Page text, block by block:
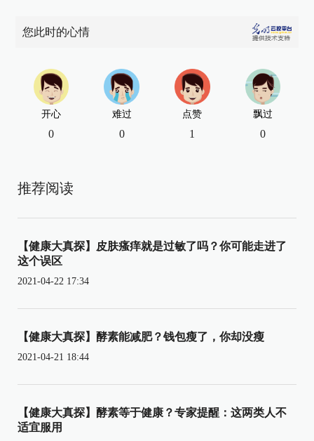
您此时的心情
开心
0
难过
0
点赞
1
飘过
0
推荐阅读
【健康大真探】皮肤瘙痒就是过敏了吗？你可能走进了
这个误区
2021-04-22 17:34
【健康大真探】酵素能减肥？钱包瘦了，你却没瘦
2021-04-21 18:44
【健康大真探】酵素等于健康？专家提醒：这两类人不
适宜服用